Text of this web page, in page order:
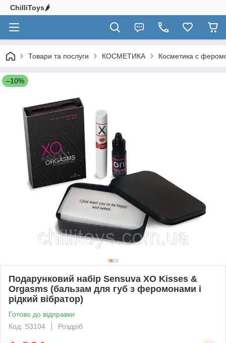
ChilliToys🌶️
Товари та послуги КОСМЕТИКА Косметика с
–10%
Подарунковий набір Sensuva XO Kisses &
Orgasms (бальзам для губ з феромонами і
рідкий вібратор)
Готово до відправки
Код: S3104
Роздріб